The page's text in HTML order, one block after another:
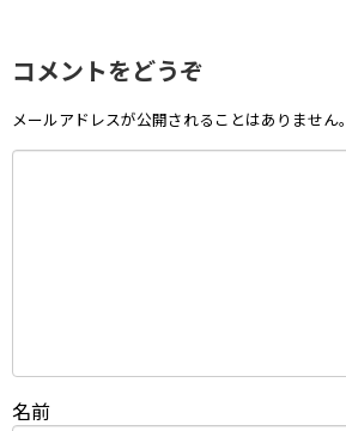
コメントをどうぞ
メールアドレスが公開されることはありません。
名前